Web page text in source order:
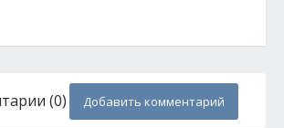
(0) Добавить комментарий